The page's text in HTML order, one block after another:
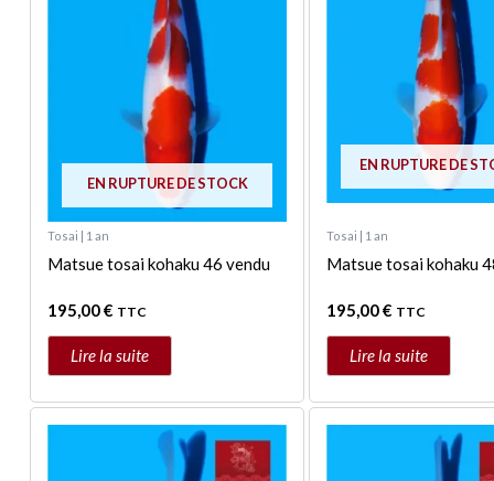
EN RUPTURE DE STOCK
Tosai | 1 an
Matsue tosai kohaku 46 vendu
195,00€ TTC
Lire la suite
EN RUPTURE DE
Tosai | 1 an
Matsue tosai kohaku
195,00€ TTC
Lire la suite